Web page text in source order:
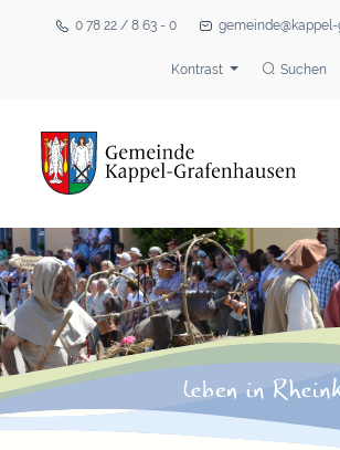
0 78 22 / 8 63 - 0
Kontrast Suchen